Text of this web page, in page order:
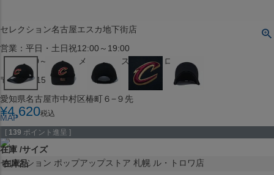
セレクション名古屋エスカ地下街店
営業：平日・土日祝12:00～19:00
（※15:00～16:00はメンテナンスのためクローズ）
〒453-0015
愛知県名古屋市中村区椿町６−９先
MAP
SHOP
セレクション ポップアップストア 札幌 ル・トロワ店
¥4,620税込
[ 139 ポイント進呈 ]
在庫 サイズ
在庫品